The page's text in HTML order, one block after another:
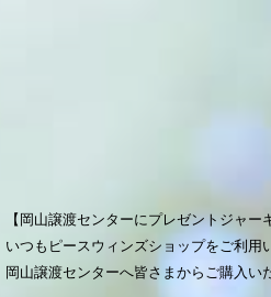
【岡山譲渡センターにプレゼントジャー
いつもピースウィンズショップをご利用
岡山譲渡センターへ皆さまからご購入い